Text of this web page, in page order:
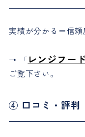
実績が分かる＝信頼
→ 「 レンジフー
ご覧下さい。
④ 口コミ・評判